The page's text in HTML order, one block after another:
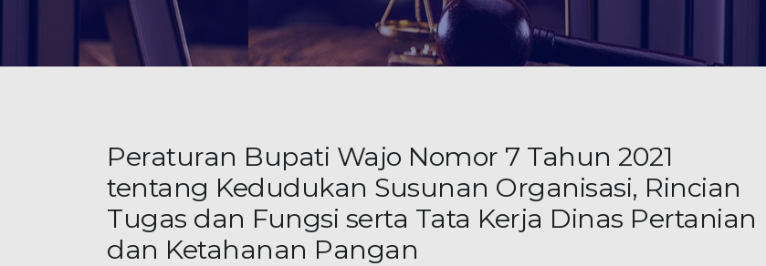
Peraturan Bupati Wajo Nomor 7 Tahun 2021
tentang Kedudukan Susunan Organisasi, Rincian
Tugas dan Fungsi serta Tata Kerja Dinas Pertanian
dan Ketahanan Pangan